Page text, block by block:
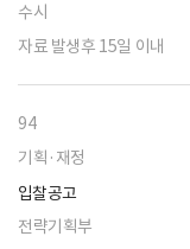
수시
자료 발생후 15일 이내
94
기획·재정
입찰공고
전략기획부